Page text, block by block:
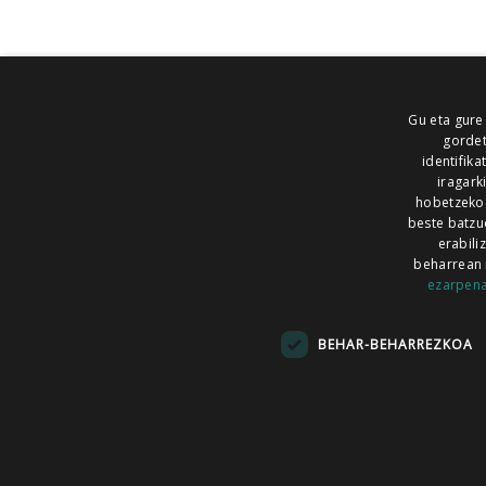
ALEA
MAILOPE NOAUA
Gu eta
hobetzeko.
beste
beharrean
BEHAR-BEHARREZKOA